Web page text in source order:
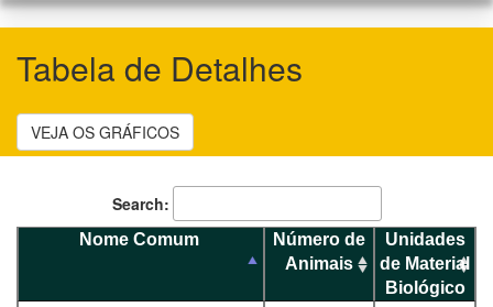
Tabela de Detalhes
VEJA OS GRÁFICOS
Search:
Nome Comum
Número de
Animais
Unidades
de Material
Biológico